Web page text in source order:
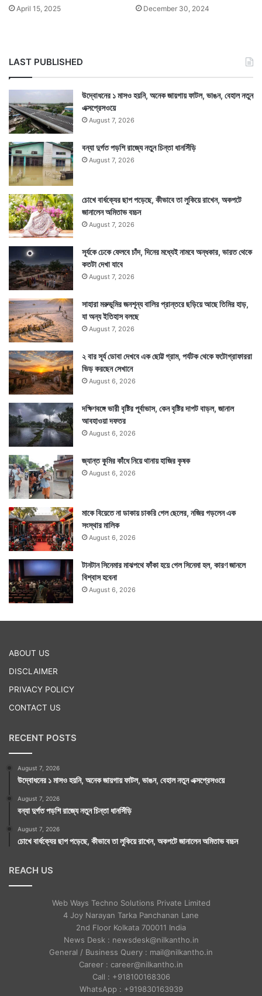
Tags Cooch Behar
Mamata Banerjee
West Bengal Assembly Election 2021
April 15, 2025 December 30, 2024
LAST PUBLISHED
উদ্বোধনের ১ মাসও হয়নি, অনেক জায়গায় ফাটল, ভাঙন, বেহাল নতুন
এক্সপ্রেসওয়ে
August 7, 2026
বন্যা দুর্গত পড়শি রাজ্যে নতুন চিন্তা ধানসিঁড়ি
August 7, 2026
চোখে বার্ধক্যের ছাপ পড়েছে, কীভাবে তা লুকিয়ে রাখেন, অকপটে
জানালেন অমিতাভ বচ্চন
August 7, 2026
সূর্যকে ঢেকে ফেলবে চাঁদ, দিনের মধ্যেই নামবে অন্ধকার, ভারত থেকে
কতটা দেখা যাবে
August 7, 2026
সাহারা মরুভূমির জনশূন্য বালির প্রান্তরে ছড়িয়ে আছে তিমির হাড়,
যা অন্য ইতিহাস বলছে
August 7, 2026
২ বার সূর্য ডোবা দেখবে এক ছোট্ট গ্রাম, পর্যটক থেকে ফটোগ্রাফাররা
ভিড় করছেন সেখানে
August 6, 2026
দক্ষিণবঙ্গে ভারী বৃষ্টির পূর্বাভাস, কেন বৃষ্টির দাপট বাড়ল, জানাল
আবহাওয়া দফতর
August 6, 2026
জ্যান্ত কুমির কাঁধে নিয়ে থানায় হাজির কৃষক
August 6, 2026
মাকে বিয়েতে না ডাকায় চাকরি গেল ছেলের, নজির গড়লেন এক
সংস্থার মালিক
August 6, 2026
টানটান সিনেমার মাঝপথে ফাঁকা হয়ে গেল সিনেমা হল, কারণ জানলে
বিশ্বাস হবেনা
August 6, 2026
ABOUT US
DISCLAIMER
PRIVACY POLICY
CONTACT US
RECENT POSTS
August 7, 2026
উদ্বোধনের ১ মাসও হয়নি, অনেক জায়গায় ফাটল, ভাঙন, বেহাল নতুন এক্সপ্রেসওয়ে
August 7, 2026
বন্যা দুর্গত পড়শি রাজ্যে নতুন চিন্তা ধানসিঁড়ি
August 7, 2026
চোখে বার্ধক্যের ছাপ পড়েছে, কীভাবে তা লুকিয়ে রাখেন, অকপটে জানালেন অমিতাভ বচ্চন
REACH US
Web Ways Techno Solutions Private Limited
4 Joy Narayan Tarka Panchanan Lane
2nd Floor Kolkata 700011 India
News Desk : newsdesk@nilkantho.in
General / Business Query : mail@nilkantho.in
Career : career@nilkantho.in
Call : +918100168306
WhatsApp : +919830163939